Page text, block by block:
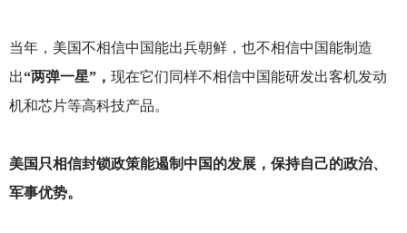
当年，美国不相信中国能出兵朝鲜，也不相信中国能制造
出“两弹一星”， 现在它们同样不相信中国能研发出客机发动
机和芯片等高科技产品。
美国只相信封锁政策能遏制中国的发展，保持自己的政治、
军事优势。